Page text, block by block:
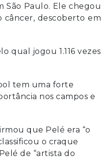
São Paulo. Ele chegou
câncer, descoberto em
qual jogou 1.116 vezes
tem uma forte
nos campos e
que Pelé era “o
o craque
de “artista do